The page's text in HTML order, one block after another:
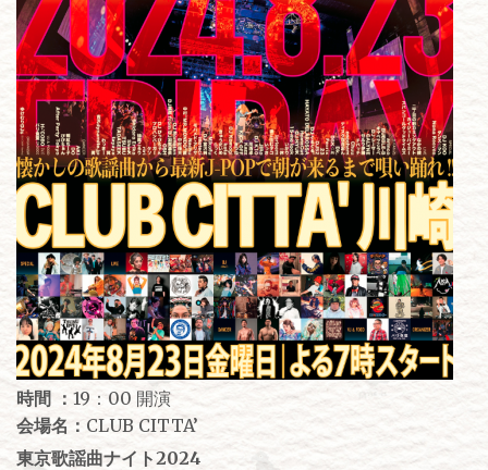
時間 ： 19：00 開演
会場名： CLUB CITTA’
東京歌謡曲ナイト2024